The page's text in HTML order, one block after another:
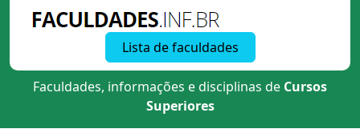
Lista de faculdades
Faculdades, informações e disciplinas de Cursos
Superiores